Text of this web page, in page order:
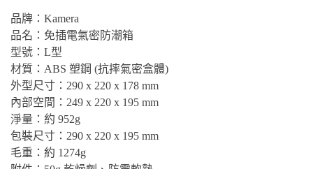
品牌：Kamera
品名：免插電氣密防潮箱
型號：L型
材質：ABS 塑鋼 (抗摔氣密盒體)
外型尺寸：290 x 220 x 178 mm
內部空間：249 x 220 x 195 mm
淨量：約 952g
包裝尺寸：290 x 220 x 195 mm
毛重：約 1274g